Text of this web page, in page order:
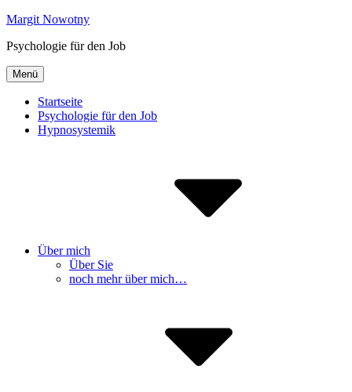
Inhalte
Margit Nowotny
Psychologie für den Job
Menü
Startseite
Psychologie für den Job
Hypnosystemik
Über mich
Über Sie
noch mehr über mich…